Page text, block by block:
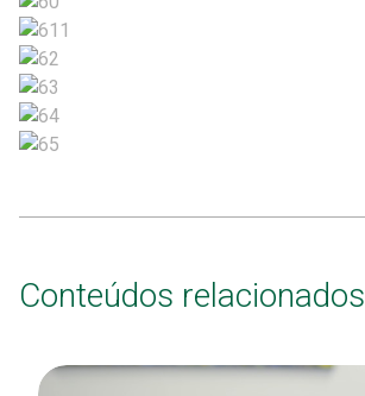
Conteúdos relacionados